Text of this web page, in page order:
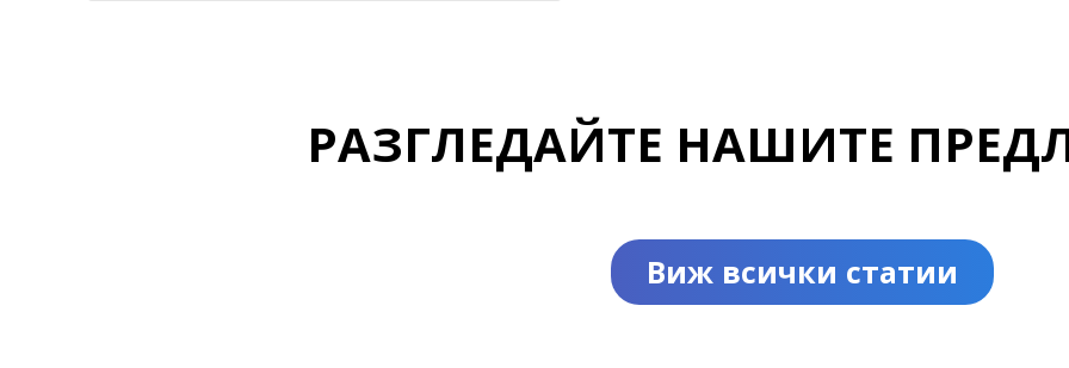
РАЗГЛЕДАЙТЕ НАШИТЕ
Виж всички статии